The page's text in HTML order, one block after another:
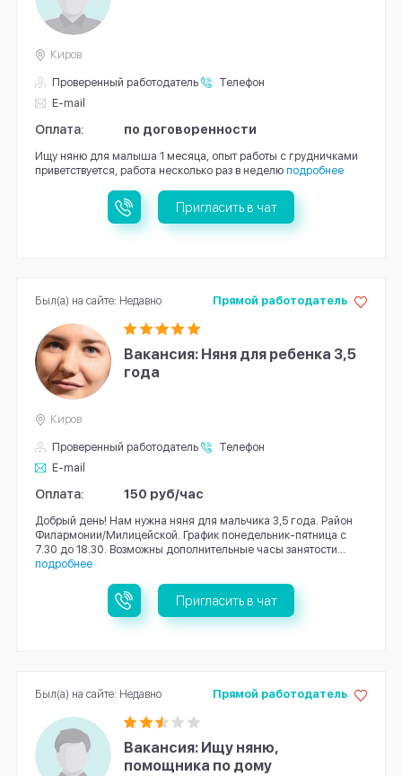
Проверенный работодатель
Телефон
E-mail
Киров
Оплата: по договоренности
Ищу няню для малыша 1 месяца, опыт работы с грудничками
приветствуется, работа несколько раз в неделю подробнее
Пригласить в чат
Вакансия: Няня для ребенка 3,5
года
Проверенный работодатель
Телефон
E-mail
Прямой работодатель
Киров
Оплата: 150 руб/час
Добрый день! Нам нужна няня для мальчика 3,5 года. Район
Филармонии/Милицейской. График понедельник-пятница с
7.30 до 18.30. Возможны дополнительные часы занятости...
подробнее
Был(а) на сайте: Недавно
Пригласить в чат
Вакансия: Ищу няню,
помощника по дому
Прямой работодатель
Был(а) на сайте: Недавно